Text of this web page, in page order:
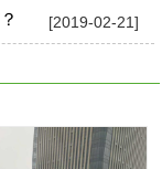
[2019-02-21]